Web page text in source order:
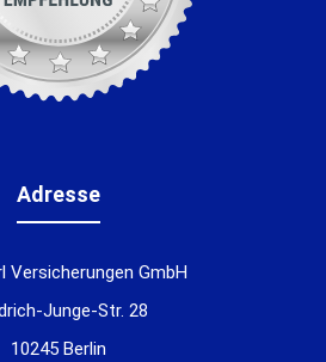
Adresse
Versicherungen GmbH
Junge-Str. 28
10245 Berlin